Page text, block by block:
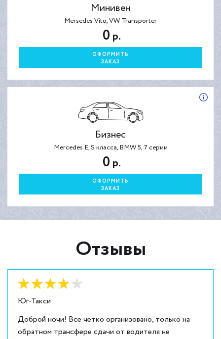
Минивен
Mersedes Vito, VW Transporter
0 р.
ОФОРМИТЬ
ЗАКАЗ
Бизнес
Mercedes E, S класса, BMW 5, 7 серии
0 р.
ОФОРМИТЬ
ЗАКАЗ
Отзывы
Юг-Такси
Оценка: 4
Доброй ночи! Все четко организовано, только на
обратном трансфере сдачи от водителя не